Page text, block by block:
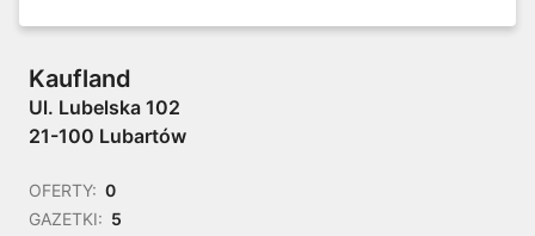
Kaufland
Ul. Lubelska 102
21-100 Lubartów
OFERTY: 0
GAZETKI: 5